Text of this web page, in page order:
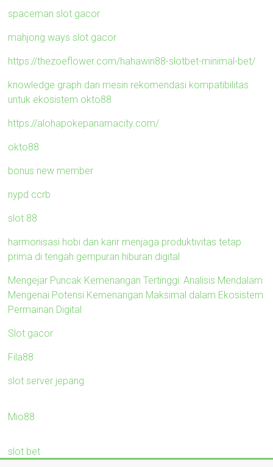
spaceman slot gacor
mahjong ways slot gacor
https://thezoeflower.com/hahawin88-slotbet-minimal-bet/
knowledge graph dan mesin rekomendasi kompatibilitas
untuk ekosistem okto88
https://alohapokepanamacity.com/
okto88
bonus new member
nypd ccrb
slot 88
harmonisasi hobi dan karir menjaga produktivitas tetap
prima di tengah gempuran hiburan digital
Mengejar Puncak Kemenangan Tertinggi: Analisis Mendalam
Mengenai Potensi Kemenangan Maksimal dalam Ekosistem
Permainan Digital
Slot gacor
Fila88
slot server jepang
Mio88
slot bet